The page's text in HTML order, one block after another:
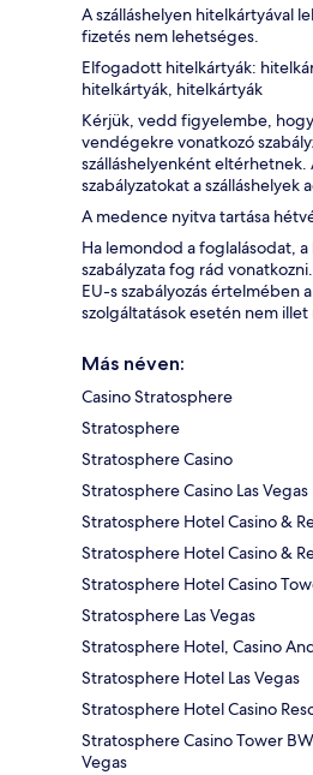
A szálláshelyen hitelkártyával
fizetés nem lehetséges.
Elfogadott hitelkártyák:
hitelkártyák, hitelkártyák
Kérjük, vedd figyelembe, hogy
vendégekre vonatkozó
szálláshelyenként
szabályzatokat a szálláshelyek
A medence nyitva tartása
Ha lemondod a foglalásodat,
szabályzata fog rád
EU-s szabályozás értelmében
szolgáltatások esetén nem illet
Más néven:
Casino Stratosphere
Stratosphere
Stratosphere Casino
Stratosphere Casino Las Vegas
Stratosphere Hotel Casino &
Stratosphere Hotel Casino &
Stratosphere Hotel Casino
Stratosphere Las Vegas
Stratosphere Hotel, Casino
Stratosphere Hotel Las Vegas
Stratosphere Hotel Casino
Stratosphere Casino Tower
Vegas